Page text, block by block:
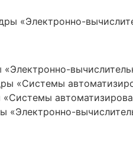
«Электронно-
«Электронно-
«Системы
«Электронно-